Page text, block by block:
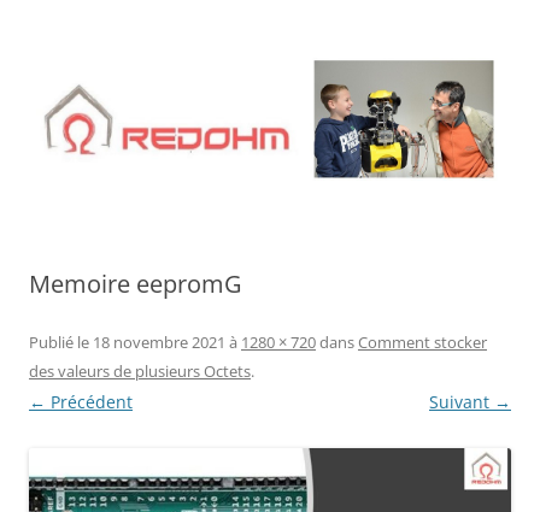
Memoire eepromG
Publié le 18 novembre 2021 à 1280 × 720dansComment stocker
des valeurs de plusieurs Octets.
← Précédent Suivant →